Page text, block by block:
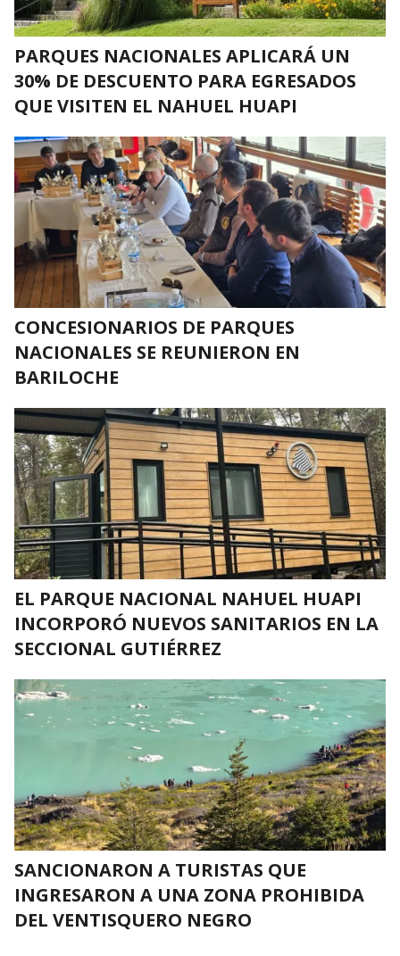
PARQUES NACIONALES APLICARÁ UN
30% DE DESCUENTO PARA EGRESADOS
QUE VISITEN EL NAHUEL HUAPI
CONCESIONARIOS DE PARQUES
NACIONALES SE REUNIERON EN
BARILOCHE
EL PARQUE NACIONAL NAHUEL HUAPI
INCORPORÓ NUEVOS SANITARIOS EN LA
SECCIONAL GUTIÉRREZ
SANCIONARON A TURISTAS QUE
INGRESARON A UNA ZONA PROHIBIDA
DEL VENTISQUERO NEGRO